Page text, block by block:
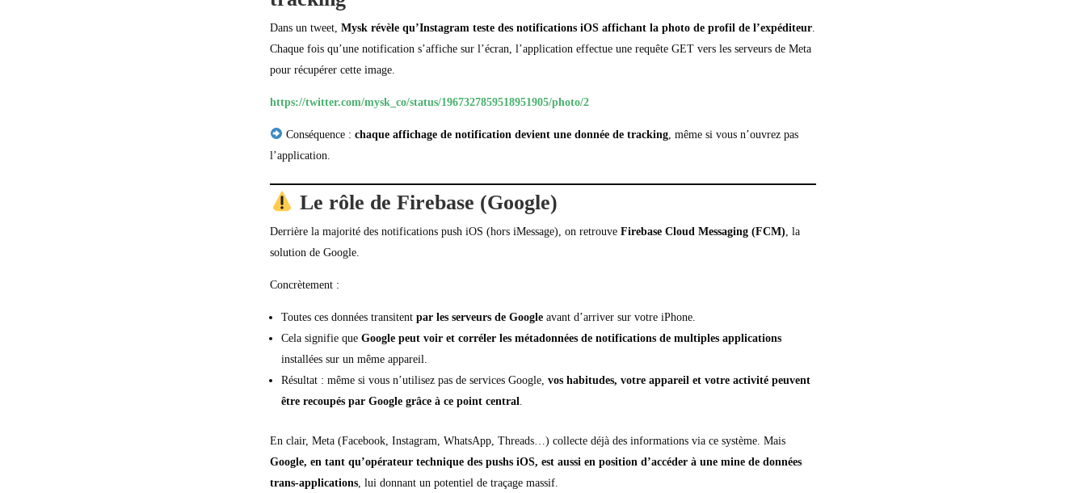
Dans un tweet,Mysk révèle qu’Instagram teste des notifications iOS affichant la photo de profil de l’expéditeur
Chaque fois qu’une notification s’affiche sur l’écran, l’application effectue une requête GET vers les serveurs de Meta
pour récupérer cette image.
https://twitter.com/mysk_co/status/1967327859518951905/photo/2
Conséquence :chaque affichage de notification devient une donnée de tracking , même si vous n’ouvrez pas
l’application.
Le rôle de Firebase (Google)
Derrière la majorité des notifications push iOS (hors iMessage), on retrouveFirebase Cloud Messaging (FCM) , la
solution de Google.
Concrètement :
Toutes ces données transitentpar les serveurs de Google avant d’arriver sur votre iPhone.
Cela signifie queGoogle peut voir et corréler les métadonnées de notifications de multiples applications
installées sur un même appareil.
Résultat : même si vous n’utilisez pas de services Google,vos habitudes, votre appareil et votre activité peuvent
être recoupés par Google grâce à ce point central
En clair, Meta (Facebook, Instagram, WhatsApp, Threads…) collecte déjà des informations via ce système. Mais
Google, en tant qu’opérateur technique des pushs iOS, est aussi en position d’accéder à une mine de données
trans-applications , lui donnant un potentiel de traçage massif.